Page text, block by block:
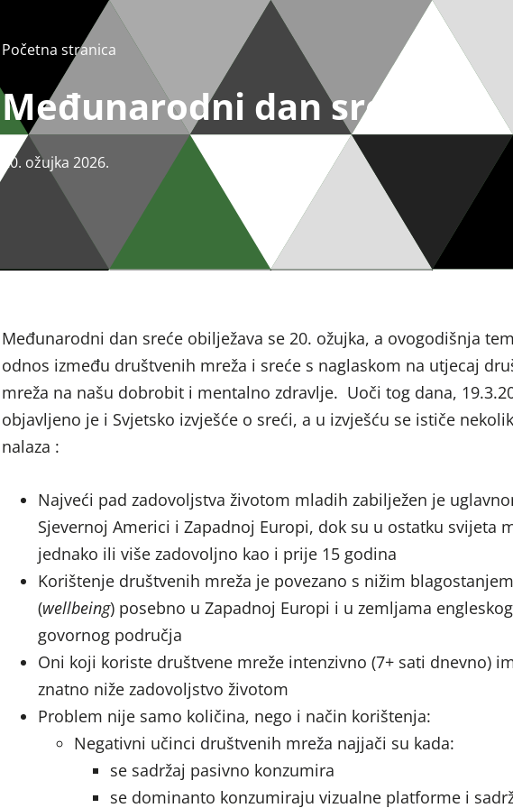
Početna stranica
Međunarodni dan sreće
20. ožujka 2026.
Međunarodni dan sreće obilježava se 20. ožujka, a ovogodišnja
odnos između društvenih mreža i sreće s naglaskom na utjecaj
mreža na našu dobrobit i mentalno zdravlje. Uoči tog dana,
objavljeno je i Svjetsko izvješće o sreći, a u izvješću se ističe
nalaza :
Najveći pad zadovoljstva životom mladih zabilježen je
Sjevernoj Americi i Zapadnoj Europi, dok su u ostatku svijeta
jednako ili više zadovoljno kao i prije 15 godina
Korištenje društvenih mreža je povezano s nižim blagostanjem
(wellbeing) posebno u Zapadnoj Europi i u zemljama engleskog
govornog područja
Oni koji koriste društvene mreže intenzivno (7+ sati dnevno)
znatno niže zadovoljstvo životom
Problem nije samo količina, nego i način korištenja:
Negativni učinci društvenih mreža najjači su kada:
se sadržaj pasivno konzumira
se dominanto konzumiraju vizualne platforme i